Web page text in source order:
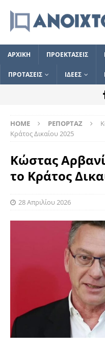
ΑΡΧΙΚΗ ΠΡΟΕΚΤΑΣΕΙΣ
ΠΡΟΤΑΣΕΙΣ ΙΔΕΕΣ
HOME ΡΕΠΟΡΤΑΖ
Κράτος Δικαίου 2025
Κώστας
το Κράτος
28 Απριλίου 2026